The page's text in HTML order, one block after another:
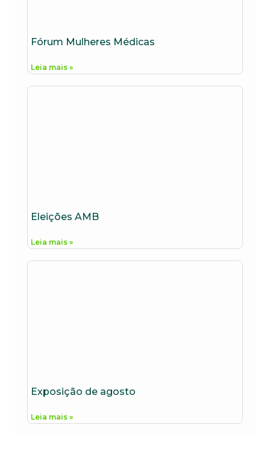
Fórum Mulheres Médicas
Leia mais »
Eleições AMB
Leia mais »
Exposição de agosto
Leia mais »